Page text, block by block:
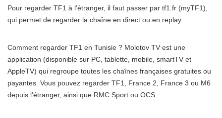
Pour regarder TF1 à l’étranger, il faut passer par tf1.fr (myTF1),
qui permet de regarder la chaîne en direct ou en replay.
Comment regarder TF1 en Tunisie ? Molotov TV est une
application (disponible sur PC, tablette, mobile, smartTV et
AppleTV) qui regroupe toutes les chaînes françaises gratuites ou
payantes. Vous pouvez regarder TF1, France 2, France 3 ou M6
depuis l’étranger, ainsi que RMC Sport ou OCS.